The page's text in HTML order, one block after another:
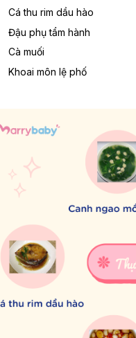
Cá thu rim dầu hào
Đậu phụ tẩm hành
Cà muối
Khoai môn lệ phố